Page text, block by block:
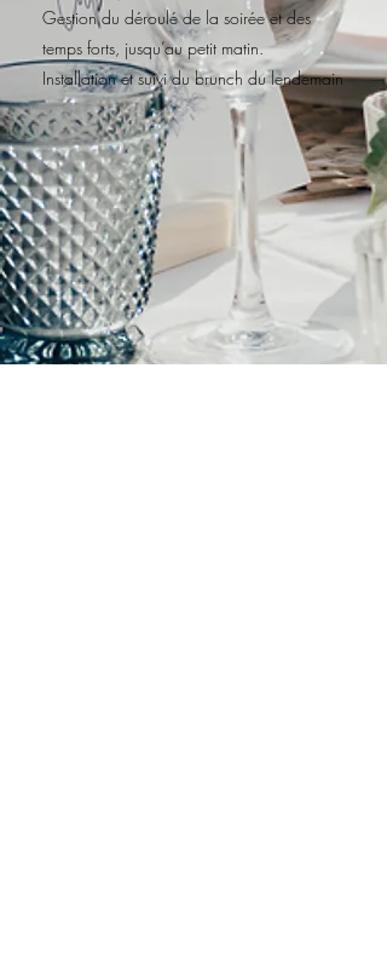
Gestion du déroulé de la soirée et des
temps forts, jusqu’au petit matin.
Installation et suivi du brunch du lendemain